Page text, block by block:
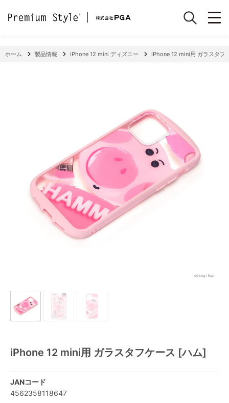
ホーム 製品情報 iPhone 12 mini ディズニー iPhone 12 mini用 ガラスタフ
iPhone 12 mini用 ガラスタフケース [ハム]
JANコード
4562358118647